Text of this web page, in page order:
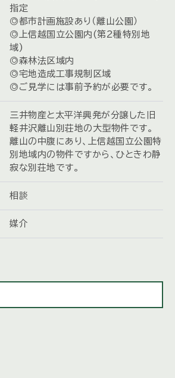
指定
◎都市計画施設あり（離山公園）
◎上信越国立公園内(第2種特別地
域)
◎森林法区域内
◎宅地造成工事規制区域
◎ご見学には事前予約が必要です。
三井物産と太平洋興発が分譲した旧
軽井沢離山別荘地の大型物件です。
離山の中腹にあり、上信越国立公園特
別地域内の物件ですから、ひときわ静
寂な別荘地です。
相談
媒介